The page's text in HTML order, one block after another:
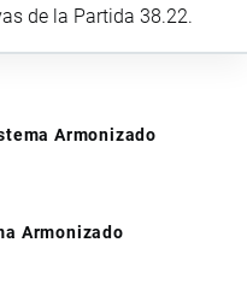
de la Partida 38.22.
Armonizado
Armonizado